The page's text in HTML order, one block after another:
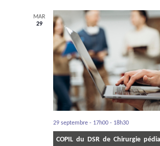
MAR
29
COPIL du DSR de Chirurgie
29 septembre - 17h00- 18h30